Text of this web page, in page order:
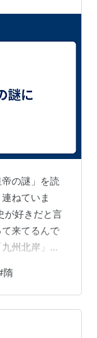
の謎」を読
ねていま
が好きだと言
来てるんで
州北岸」と
ってみたい
浜に立って
鮮半島を思
でみたい、
隋